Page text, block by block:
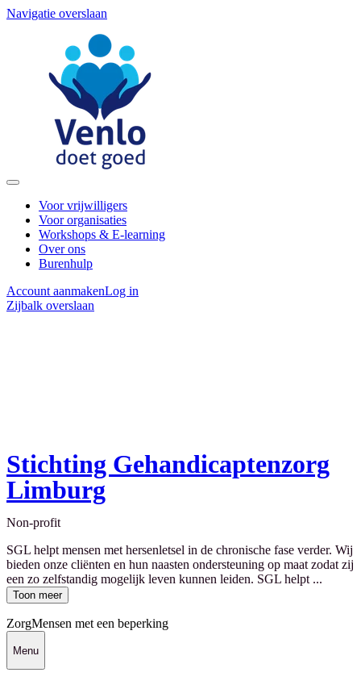
Navigatie overslaan
Voor vrijwilligers
Voor organisaties
Workshops & E-learning
Over ons
Burenhulp
Account aanmakenLog in
Zijbalk overslaan
Stichting Gehandicaptenzorg
Limburg
Non-profit
SGL helpt mensen met hersenletsel in de chronische fase verder. Wij
bieden onze cliënten en hun naasten ondersteuning op maat zodat zij
een zo zelfstandig mogelijk leven kunnen leiden. SGL helpt ...
Toon meer
ZorgMensen met een beperking
Menu